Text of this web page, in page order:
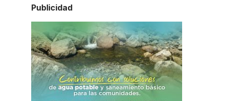
Publicidad